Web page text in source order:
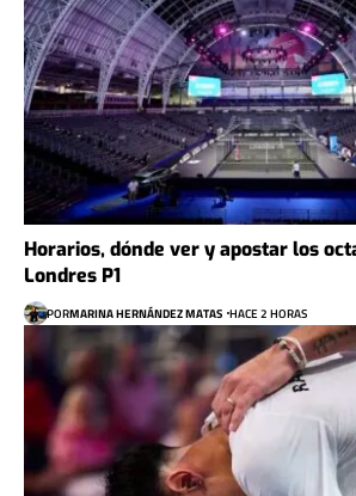
Horarios, dónde ver y apostar los
Londres P1
PORMARINA HERNÁNDEZ MATAS HACE 2 HORAS